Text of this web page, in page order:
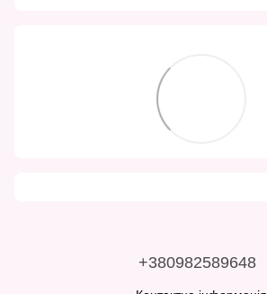
+380982589648